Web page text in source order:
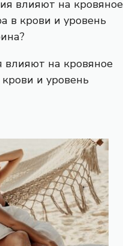
на кровяное
и уровень